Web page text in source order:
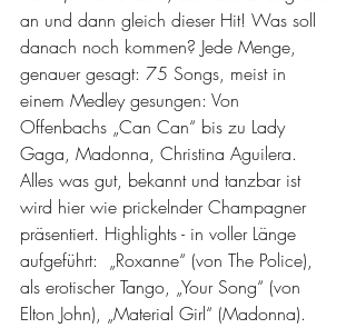
an und dann gleich dieser Hit! Was soll
danach noch kommen? Jede Menge,
genauer gesagt: 75 Songs, meist in
einem Medley gesungen: Von
Offenbachs „Can Can“ bis zu Lady
Gaga, Madonna, Christina Aguilera.
Alles was gut, bekannt und tanzbar ist
wird hier wie prickelnder Champagner
präsentiert. Highlights - in voller Länge
aufgeführt:  „Roxanne“ (von The Police),
als erotischer Tango, „Your Song“ (von
Elton John), „Material Girl“ (Madonna).